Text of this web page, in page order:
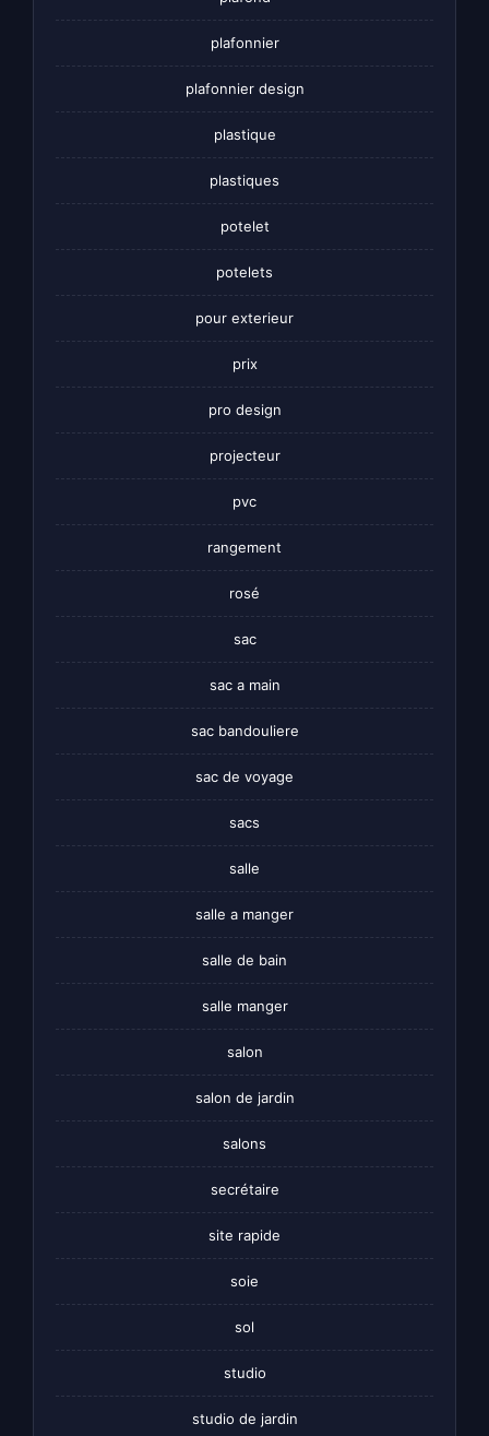
plafonnier
plafonnier design
plastique
plastiques
potelet
potelets
pour exterieur
prix
pro design
projecteur
pvc
rangement
rosé
sac
sac a main
sac bandouliere
sac de voyage
sacs
salle
salle a manger
salle de bain
salle manger
salon
salon de jardin
salons
secrétaire
site rapide
soie
sol
studio
studio de jardin